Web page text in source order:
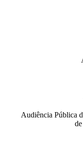
Audiência Pública